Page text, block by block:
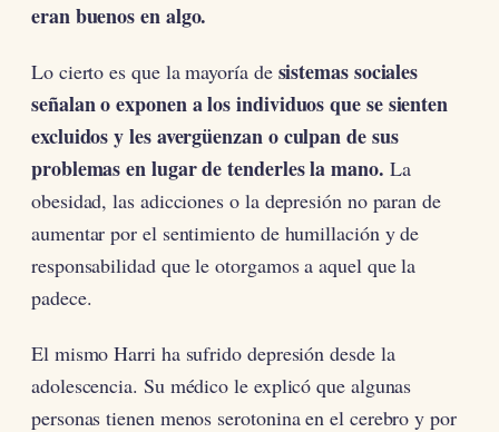
eran buenos en algo.
Lo cierto es que la mayoría de sistemas sociales
señalan o exponen a los individuos que se sienten
excluidos y les avergüenzan o culpan de sus
problemas en lugar de tenderles la mano. La
obesidad, las adicciones o la depresión no paran de
aumentar por el sentimiento de humillación y de
responsabilidad que le otorgamos a aquel que la
padece.
El mismo Harri ha sufrido depresión desde la
adolescencia. Su médico le explicó que algunas
personas tienen menos serotonina en el cerebro y por